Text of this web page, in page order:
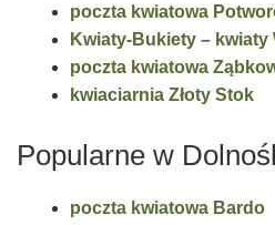
poczta kwiatowa
Kwiaty-Bukiety – kwiaty
poczta kwiatowa
kwiaciarnia Złoty Stok
Popularne w
poczta kwiatowa Bardo